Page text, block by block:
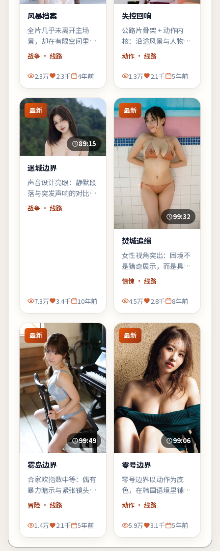
风暴档案
全片几乎未离开主场
景，却在有限空间里堆
叠三代人的秘密——空
间即叙事，越往后越窒
息。
战争· 线路
2.3万 2.3千 4年前
失控回响
公路片骨架 + 动作内
核：沿途风景与人物心
理互为镜像，适合喜欢
「在路上」母题的观
众。
动作 · 线路
1.3万 2.1千 5年前
最新
89:15
迷城边界
声音设计亮眼：静默段
落与突发声响的对比，
强化了不安感；建议佩
戴耳机或好音响观看。
战争· 线路
7.3万 3.4千 10年前
最新
99:32
焚城追缉
女性视角突出：困境不
是猎奇展示，而是具体
而微的生存策略；结尾
不落俗套，余味偏冷。
惊悚 · 线路
4.5万 2.8千 8年前
最新
99:49
雾岛边界
合家欢指数中等：偶有
暴力暗示与紧张镜头，
家长可酌情陪同；青少
年观众更能代入主角的
成长线。
冒险· 线路
1.4万 2.1千 5年前
最新
99:06
零号边界
零号边界以动作为底
色，在韩国语境里铺陈
悬念：当日常秩序出现
必须重新选择立场。
动作 · 线路
5.9万 3.1千 5年前